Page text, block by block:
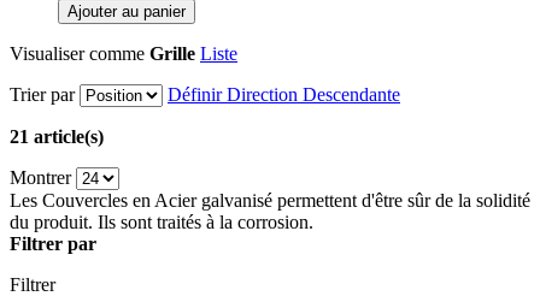
Ajouter au panier
Visualiser comme Grille Liste
Trier par
Définir Direction Descendante
21 article(s)
Montrer
Les Couvercles en Acier galvanisé permettent d'être sûr de la solidité
du produit. Ils sont traités à la corrosion.
Filtrer par
Filtrer